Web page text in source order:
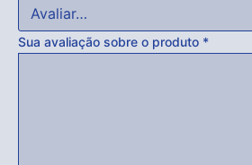
Sua avaliação sobre o produto *